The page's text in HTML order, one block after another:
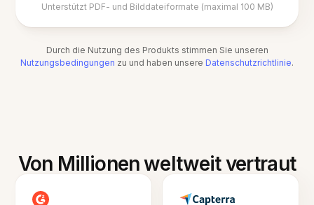
Unterstützt PDF- und Bilddateiformate (maximal 100 MB)
Durch die Nutzung des Produkts stimmen Sie unseren
Nutzungsbedingungen zu und haben unsere Datenschutzrichtlinie.
Von Millionen weltweit vertraut